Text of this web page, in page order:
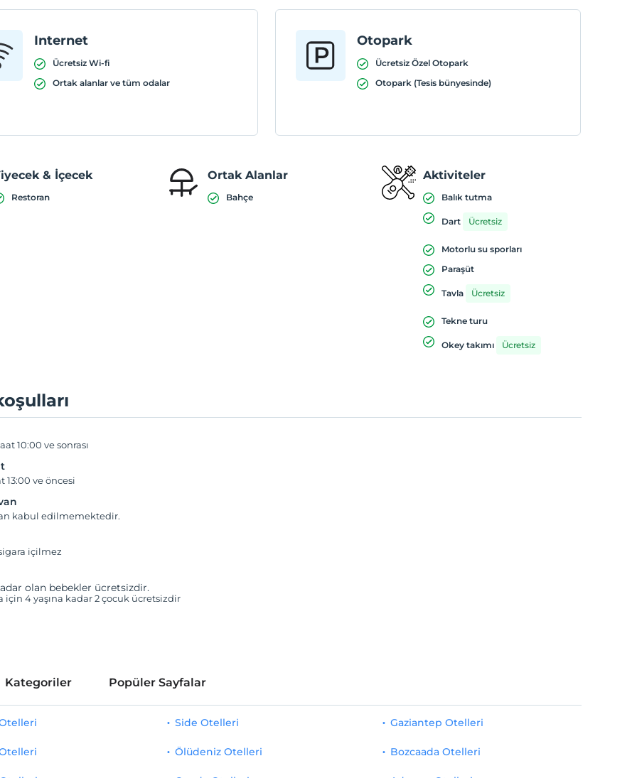
Internet
Ücretsiz Wi-fi
Ortak alanlar ve tüm odalar
Otopark
Ücretsiz Özel Otopark
Otopark (Tesis bünyesinde)
& İçecek
Restoran
Ortak Alanlar
Bahçe
Aktiviteler
Balık tutma
Dart Ücretsiz
Motorlu su sporları
Paraşüt
Tavla Ücretsiz
Tekne turu
Okey takımı Ücretsiz
10:00 ve sonrası
13:00 ve öncesi
kabul edilmemektedir.
içilmez
olan bebekler ücretsizdir.
için 4 yaşına kadar 2 çocuk ücretsizdir
Kategoriler Popüler Sayfalar
Side Otelleri
Ölüdeniz Otelleri
Gaziantep Otelleri
Bozcaada Otelleri